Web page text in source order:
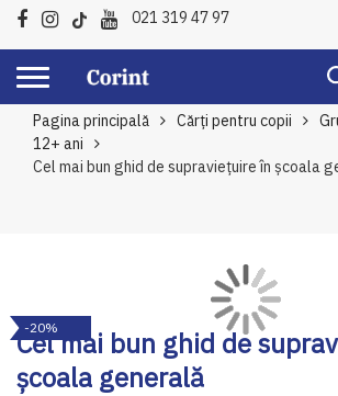
021 319 47 97
Pagina principală Cărți pentru copii
12+ ani
Cel mai bun ghid de supravieţuire în şcoala
Cel mai bun ghid de
şcoala generală
to
the
end
-20%